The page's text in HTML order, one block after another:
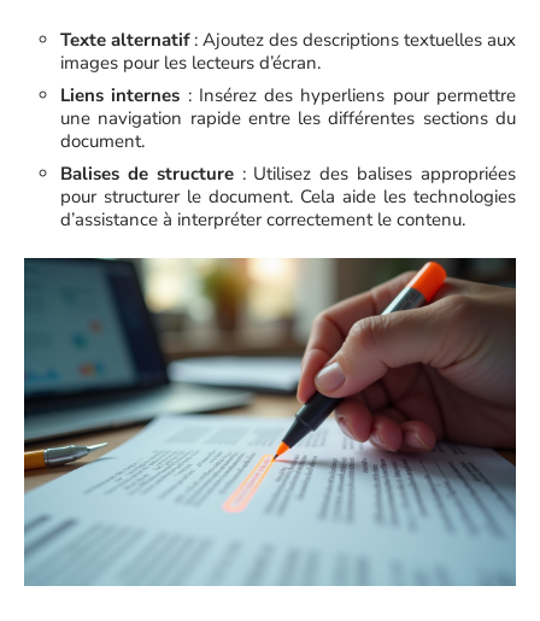
Texte alternatif: Ajoutez des descriptions textuelles aux
images pour les lecteurs d’écran.
Liens internes : Insérez des hyperliens pour permettre
une navigation rapide entre les différentes sections du
document.
Balises de structure: Utilisez des balises appropriées
pour structurer le document. Cela aide les technologies
d’assistance à interpréter correctement le contenu.